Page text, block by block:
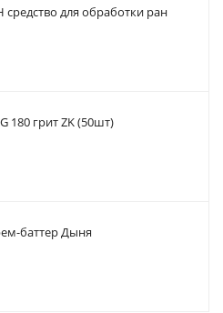
для обработки ран
180 грит ZK (50шт)
баттер Дыня